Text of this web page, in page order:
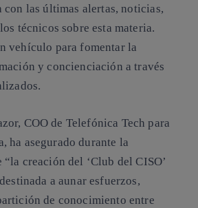
con las últimas alertas, noticias,
técnicos sobre esta materia.
vehículo para fomentar la
y concienciación a través
COO de Telefónica Tech para
ha asegurado durante la
creación del ‘Club del CISO’
a aunar esfuerzos,
de conocimiento entre